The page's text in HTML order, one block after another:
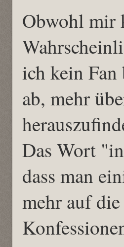
Obwohl mir
ich kein
ab, mehr
Das Wort
dass man
mehr auf